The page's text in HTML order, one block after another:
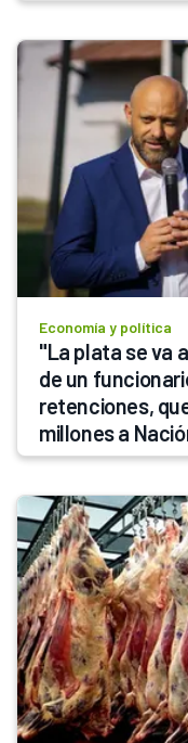
Economía y política
"La plata se va
de un
retenciones,
millones a